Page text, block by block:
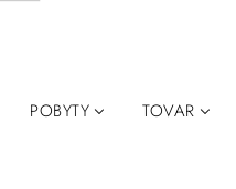
POBYTY TOVAR